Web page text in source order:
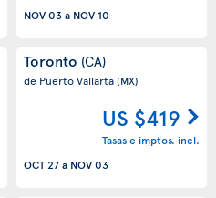
NOV 03a NOV 10
Toronto (CA)
de Puerto Vallarta(MX)
US $419
Tasas e imptos. incl.
OCT 27a NOV 03